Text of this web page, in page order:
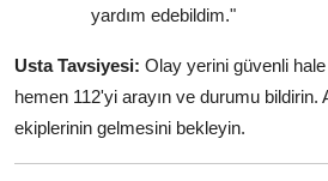
yardım edebildim."
Usta Tavsiyesi: Olay yerini güvenli
hemen 112'yi arayın ve durumu bildirin.
ekiplerinin gelmesini bekleyin.